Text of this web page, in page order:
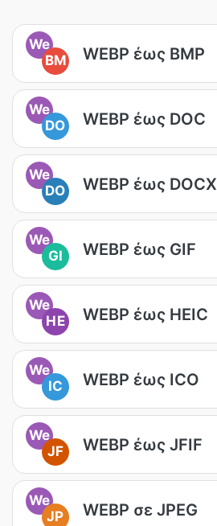
We
BM
WEBP έως BMP
We
DO
WEBP έως DOC
We
DO
WEBP έως DOCX
We
GI
WEBP έως GIF
We
HE
WEBP έως HEIC
We
IC
WEBP έως ICO
We
JF
WEBP έως JFIF
We
JP
WEBP σε JPEG